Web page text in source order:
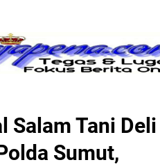
Salam Tani Deli
Sumut,